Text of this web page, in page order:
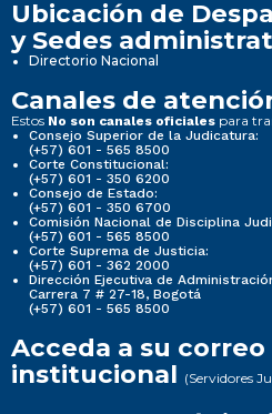
Ubicación de
y Sedes
Directorio Nacional
Canales de
Estos No son canales oficiales para
Consejo Superior de la Judicatura:
(+57) 601 - 565 8500
Corte Constitucional:
(+57) 601 - 350 6200
Consejo de Estado:
(+57) 601 - 350 6700
Comisión Nacional de Disciplina
(+57) 601 - 565 8500
Corte Suprema de Justicia:
(+57) 601 - 362 2000
Dirección Ejecutiva de
Carrera 7 # 27-18, Bogotá
(+57) 601 - 565 8500
Acceda a su
institucional (Servidores